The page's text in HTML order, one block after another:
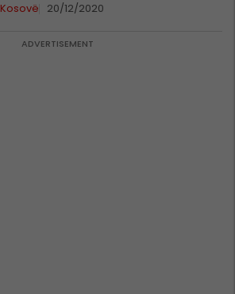
Kosovë 20/12/2020